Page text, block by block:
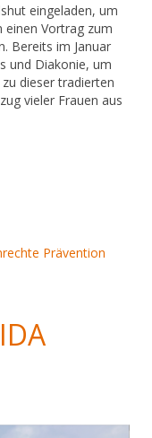
eingeladen, um
einen Vortrag zum
Bereits im Januar
und Diakonie, um
dieser tradierten
vieler Frauen aus
Prävention